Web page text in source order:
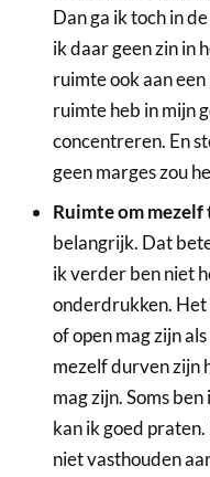
Dan ga ik toch in
ik daar geen zin in
ruimte ook aan
ruimte heb in mijn
concentreren. En
geen marges zou
Ruimte om mezelf
belangrijk. Dat
ik verder ben niet
onderdrukken. Het
of open mag zijn
mezelf durven zijn
mag zijn. Soms
kan ik goed
niet vasthouden